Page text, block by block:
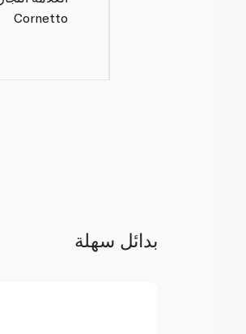
Cornetto
بدائل سهلة